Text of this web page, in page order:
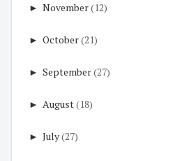
► November(12)
► October(21)
► September(27)
► August(18)
► July(27)